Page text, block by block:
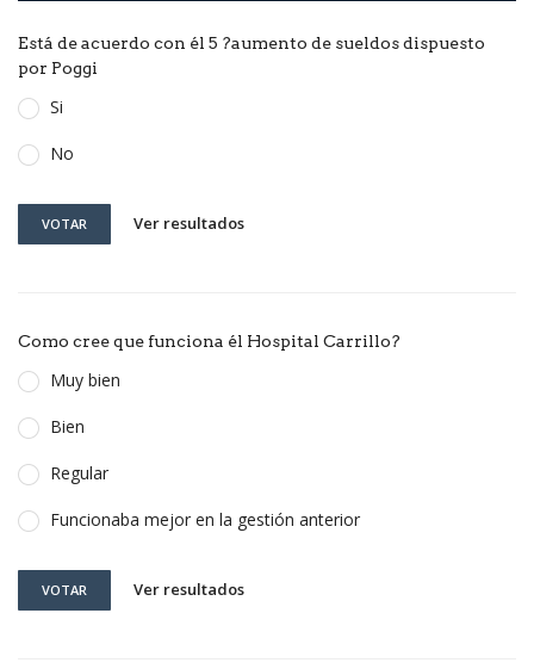
Está de acuerdo con él 5 ?aumento de sueldos dispuesto
por Poggi
Si
No
VOTAR Ver resultados
Como cree que funciona él Hospital Carrillo?
Muy bien
Bien
Regular
Funcionaba mejor en la gestión anterior
VOTAR Ver resultados